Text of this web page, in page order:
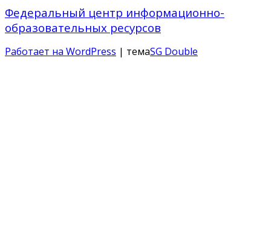
Федеральный центр информационно-
образовательных ресурсов
Работает на WordPress | темаSG Double